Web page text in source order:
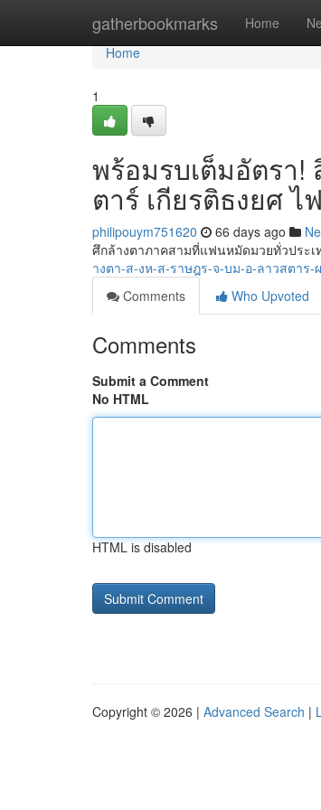
gatherbookmarks Home
Home
Home
1
พร้อมรบเต็มอัตรา!
ตาร์ เกียรติธงยศ
philipouym751620 66 days ago
ศึกล้างตาภาคสามที่แฟนหมัดมวยทั่วประ
างตา-ส-งห-ส-ราษฎร-จ-บม-อ-ลาวสตาร
Comments
Who Upvoted
Comments
Submit a Comment
No HTML
HTML is disabled
Copyright © 2026 | Advanced Search |